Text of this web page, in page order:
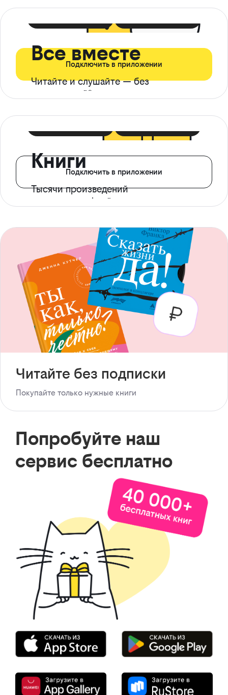
Все вместе
Читайте и слушайте — без
ограничений*
Подключить в приложении
Книги
Тысячи произведений
с доступом офлайн
Подключить в приложении
Читайте без подписки
Покупайте только нужные книги
Попробуйте наш
сервис бесплатно